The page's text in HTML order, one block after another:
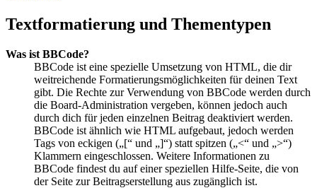
Textformatierung und Thementypen
Was ist BBCode?
BBCode ist eine spezielle Umsetzung von HTML, die dir
weitreichende Formatierungsmöglichkeiten für deinen Text
gibt. Die Rechte zur Verwendung von BBCode werden durch
die Board-Administration vergeben, können jedoch auch
durch dich für jeden einzelnen Beitrag deaktiviert werden.
BBCode ist ähnlich wie HTML aufgebaut, jedoch werden
Tags von eckigen („[“ und „]“) statt spitzen („<“ und „>“)
Klammern eingeschlossen. Weitere Informationen zu
BBCode findest du auf einer speziellen Hilfe-Seite, die von
der Seite zur Beitragserstellung aus zugänglich ist.